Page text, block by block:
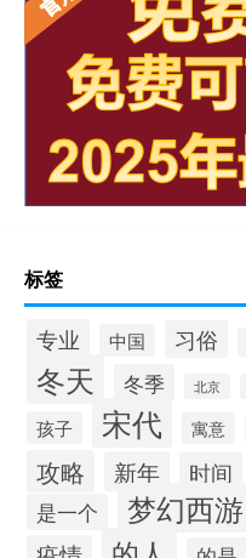
标签
专业 中国 习俗
冬天 冬季 北京
孩子 宋代 寓意
攻略 新年 时间
是一个 梦幻西游